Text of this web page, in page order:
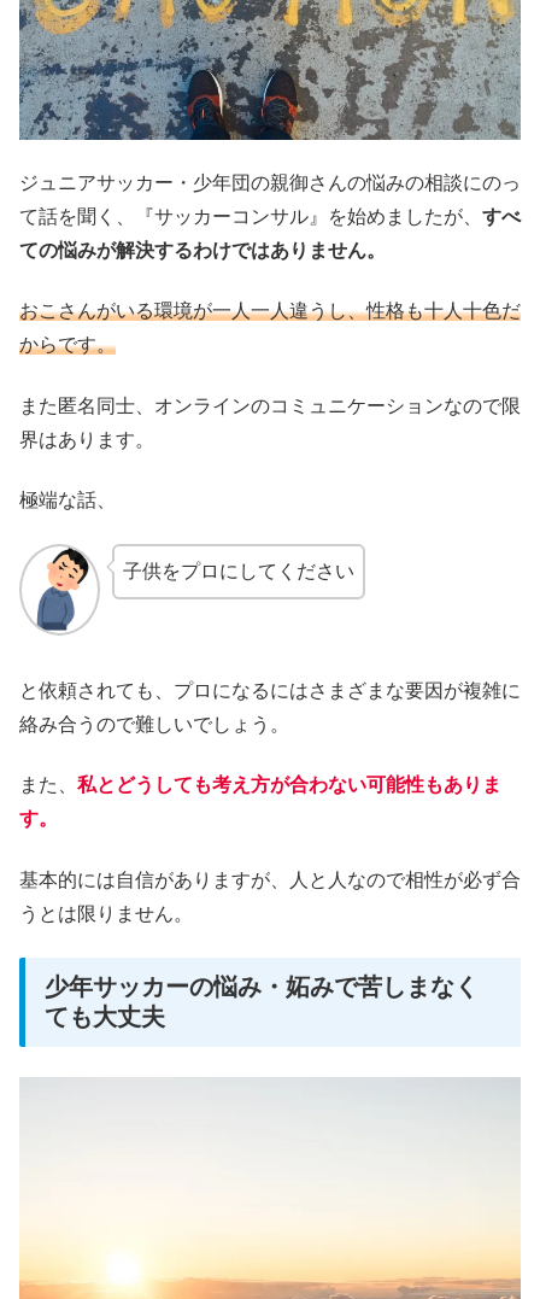
ジュニアサッカー・少年団の親御さんの悩みの相談にのっ
て話を聞く、『サッカーコンサル』を始めましたが、 すべ
ての悩みが解決するわけではありません。
おこさんがいる環境が一人一人違うし、性格も十人十色だ
からです。
また匿名同士、オンラインのコミュニケーションなので限
界はあります。
極端な話、
子供をプロにしてください
と依頼されても、プロになるにはさまざまな要因が複雑に
絡み合うので難しいでしょう。
また、 私とどうしても考え方が合わない可能性もありま
す。
基本的には自信がありますが、人と人なので相性が必ず合
うとは限りません。
少年サッカーの悩み・妬みで苦しまなく
ても大丈夫